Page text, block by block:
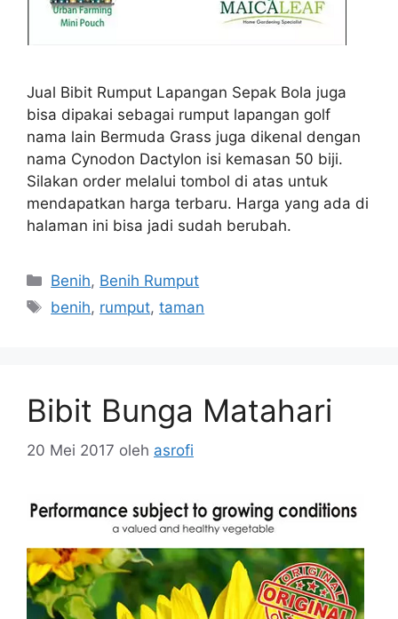
Jual Bibit Rumput Lapangan Sepak Bola juga
bisa dipakai sebagai rumput lapangan golf
nama lain Bermuda Grass juga dikenal dengan
nama Cynodon Dactylon isi kemasan 50 biji.
Silakan order melalui tombol di atas untuk
mendapatkan harga terbaru. Harga yang ada di
halaman ini bisa jadi sudah berubah.
Kategori
Benih, Benih Rumput
Tag
benih, rumput,taman
Bibit Bunga Matahari
20 Mei 2017 oleh asrofi